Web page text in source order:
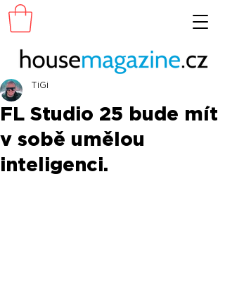
FL Studio 25 bude mít
v sobě umělou
inteligenci.
TiGi